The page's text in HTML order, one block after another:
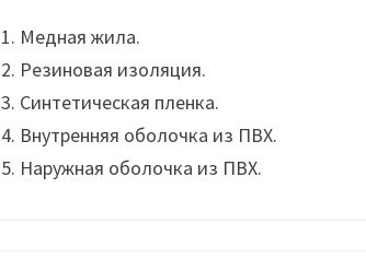
1. Медная жила.
2. Резиновая изоляция.
3. Синтетическая пленка.
4. Внутренняя оболочка из ПВХ.
5. Наружная оболочка из ПВХ.